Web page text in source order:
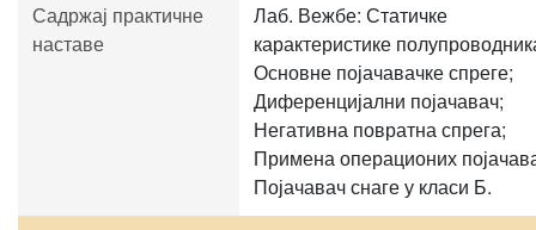
Садржај практичне
наставе
Лаб. Вежбе: Статичке
карактеристике
Основне појачавачке спреге;
Диференцијални појачавач;
Негативна повратна спрега;
Примена операционих
Појачавач снаге у класи Б.